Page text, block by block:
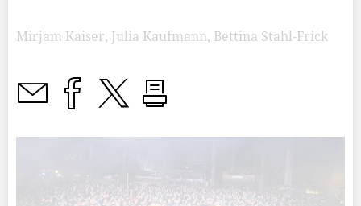
Mirjam Kaiser, Julia Kaufmann, Bettina Stahl-Frick